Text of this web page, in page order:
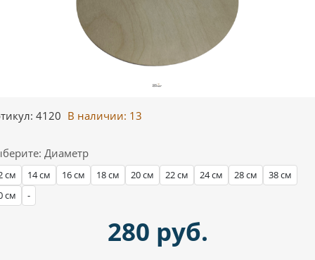
4120 В наличии: 13
Диаметр
см 14 см 16 см 18 см 20 см 22 см 24 см 28 см
38 см
см
-
280 руб.